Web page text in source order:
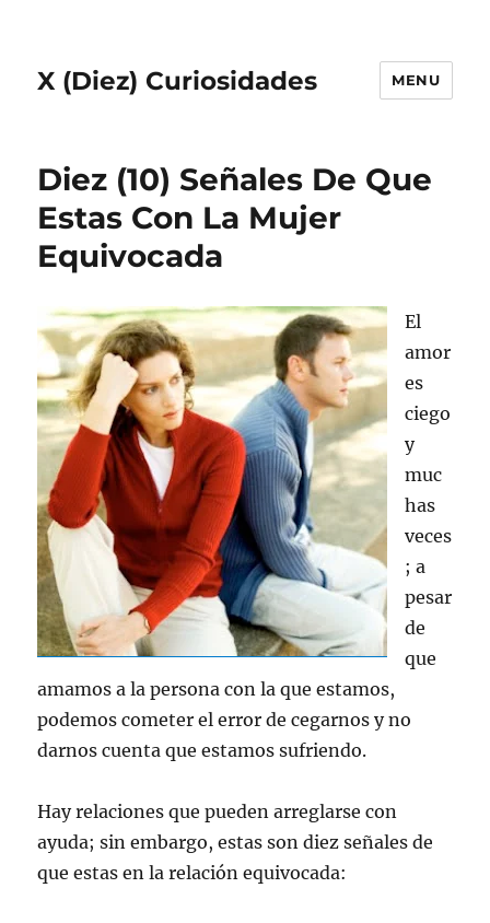
X (Diez) Curiosidades MENU
Diez (10) Señales De Que
Estas Con La Mujer
Equivocada
El
amor
es
ciego
y
muc
has
veces
; a
pesar
de
que
amamos a la persona con la que estamos,
podemos cometer el error de cegarnos y no
darnos cuenta que estamos sufriendo.
Hay relaciones que pueden arreglarse con
ayuda; sin embargo, estas son diez señales de
que estas en la relación equivocada: